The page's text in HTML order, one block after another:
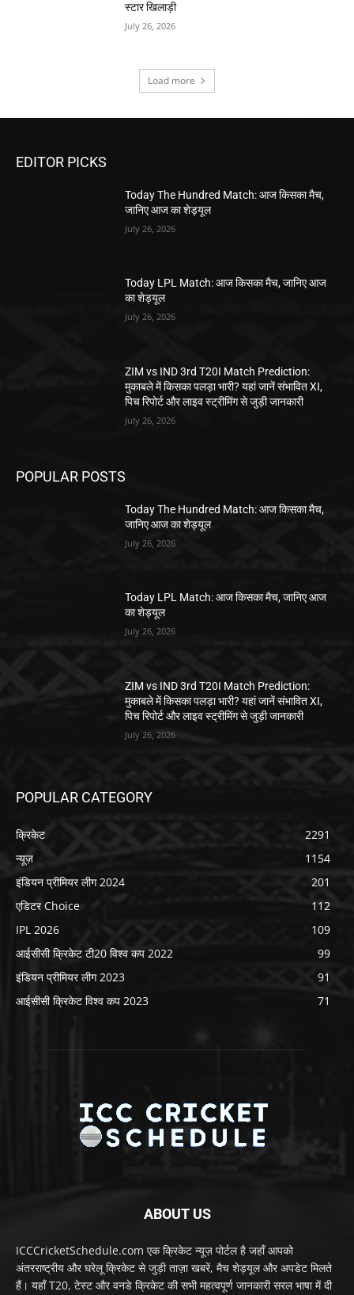
स्टार खिलाड़ी
July 26, 2026
Load more
EDITOR PICKS
Today The Hundred Match: आज किसका मैच,
जानिए आज का शेड्यूल
July 26, 2026
Today LPL Match: आज किसका मैच, जानिए आज
का शेड्यूल
July 26, 2026
ZIM vs IND 3rd T20I Match Prediction:
मुकाबले में किसका पलड़ा भारी? यहां जानें संभावित XI,
पिच रिपोर्ट और लाइव स्ट्रीमिंग से जुड़ी जानकारी
July 26, 2026
POPULAR POSTS
Today The Hundred Match: आज किसका मैच,
जानिए आज का शेड्यूल
July 26, 2026
Today LPL Match: आज किसका मैच, जानिए आज
का शेड्यूल
July 26, 2026
ZIM vs IND 3rd T20I Match Prediction:
मुकाबले में किसका पलड़ा भारी? यहां जानें संभावित XI,
पिच रिपोर्ट और लाइव स्ट्रीमिंग से जुड़ी जानकारी
July 26, 2026
POPULAR CATEGORY
क्रिकेट
2291
न्यूज़
1154
इंडियन प्रीमियर लीग 2024
201
एडिटर Choice
112
IPL 2026
109
आईसीसी क्रिकेट टी20 विश्व कप 2022
99
इंडियन प्रीमियर लीग 2023
91
आईसीसी क्रिकेट विश्व कप 2023
71
ABOUT US
ICCCricketSchedule.com एक क्रिकेट न्यूज़ पोर्टल है जहाँ आपको
अंतरराष्ट्रीय और घरेलू क्रिकेट से जुड़ी ताज़ा खबरें, मैच शेड्यूल और अपडेट मिलते
हैं। यहाँ T20, टेस्ट और वनडे क्रिकेट की सभी महत्वपूर्ण जानकारी सरल भाषा में दी